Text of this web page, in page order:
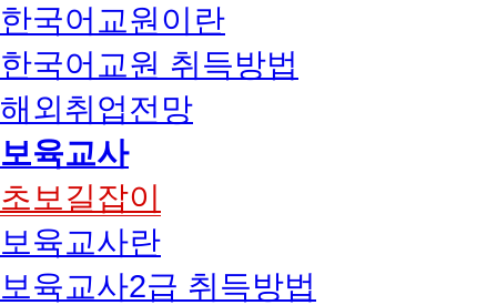
한국어교원이란
한국어교원 취득방법
해외취업전망
보육교사
초보길잡이
보육교사란
보육교사2급 취득방법